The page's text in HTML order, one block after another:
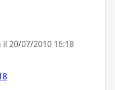
il 20/07/2010 16:18